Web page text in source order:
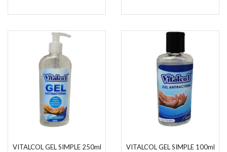
VITALCOL GEL SIMPLE 250ml VITALCOL GEL SIMPLE 100ml